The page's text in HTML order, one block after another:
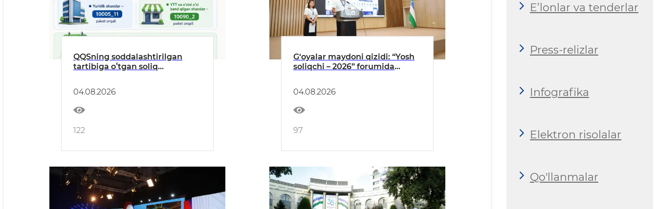
QQSning soddalashtirilgan
tartibiga oʻtgan soliq
04.08.2026
122
G‘oyalar maydoni qizidi: “Yosh
soliqchi – 2026” forumida
04.08.2026
97
E’lonlar va tenderlar
Press-relizlar
Infografika
Elektron risolalar
Qo'llanmalar